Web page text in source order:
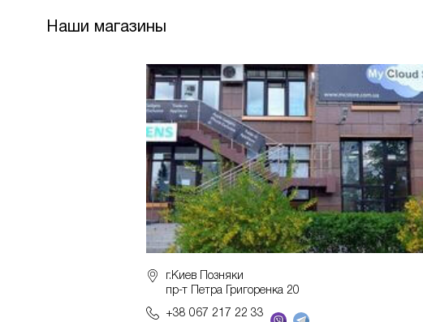
Наши магазины
г.Киев Позняки
пр-т Петра Григоренка 20
+38 067 217 22 33